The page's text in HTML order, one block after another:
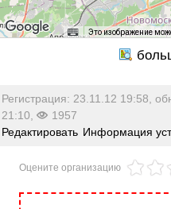
Это изображение
Регистрация: 23.11.12 19:58,
21:10,
1957
Редактировать Информация
Оцените организацию